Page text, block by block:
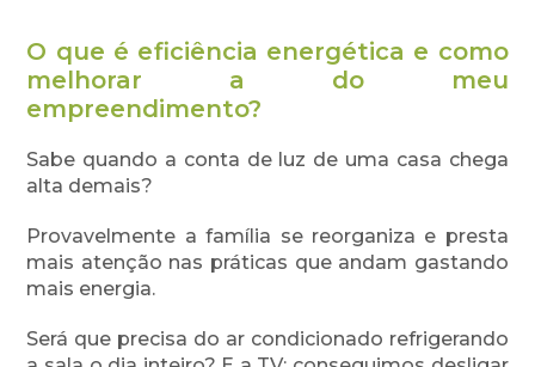
O que é eficiência energética e como
melhorar a do meu
empreendimento?
Sabe quando a conta de luz de uma casa chega
alta demais?
Provavelmente a família se reorganiza e presta
mais atenção nas práticas que andam gastando
mais energia.
Será que precisa do ar condicionado refrigerando